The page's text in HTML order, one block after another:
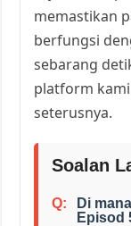
memastikan
berfungsi
sebarang
platform
seterusnya.
Soalan
Di
Episod